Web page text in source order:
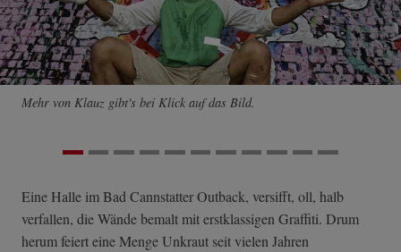
Mehr von Klauz gibt's bei Klick auf das Bild.
Eine Halle im Bad Cannstatter Outback, versifft, oll, halb
verfallen, die Wände bemalt mit erstklassigen Graffiti. Drum
herum feiert eine Menge Unkraut seit vielen Jahren